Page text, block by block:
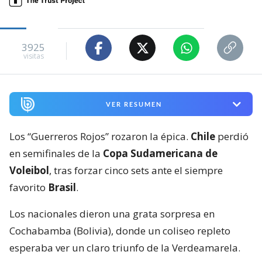
3925
visitas
VER RESUMEN
Los “Guerreros Rojos” rozaron la épica. Chile perdió
en semifinales de la Copa Sudamericana de
Voleibol, tras forzar cinco sets ante el siempre
favorito Brasil.
Los nacionales dieron una grata sorpresa en
Cochabamba (Bolivia), donde un coliseo repleto
esperaba ver un claro triunfo de la Verdeamarela.